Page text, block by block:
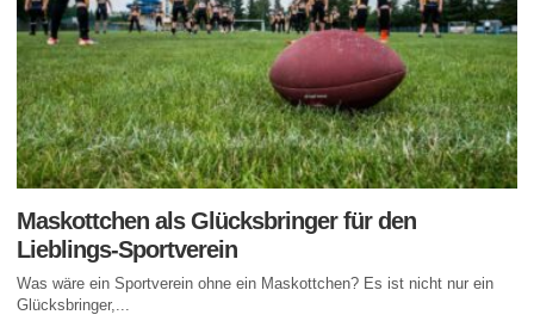
Maskottchen als Glücksbringer für den
Lieblings-Sportverein
Was wäre ein Sportverein ohne ein Maskottchen? Es ist nicht nur ein
Glücksbringer,...